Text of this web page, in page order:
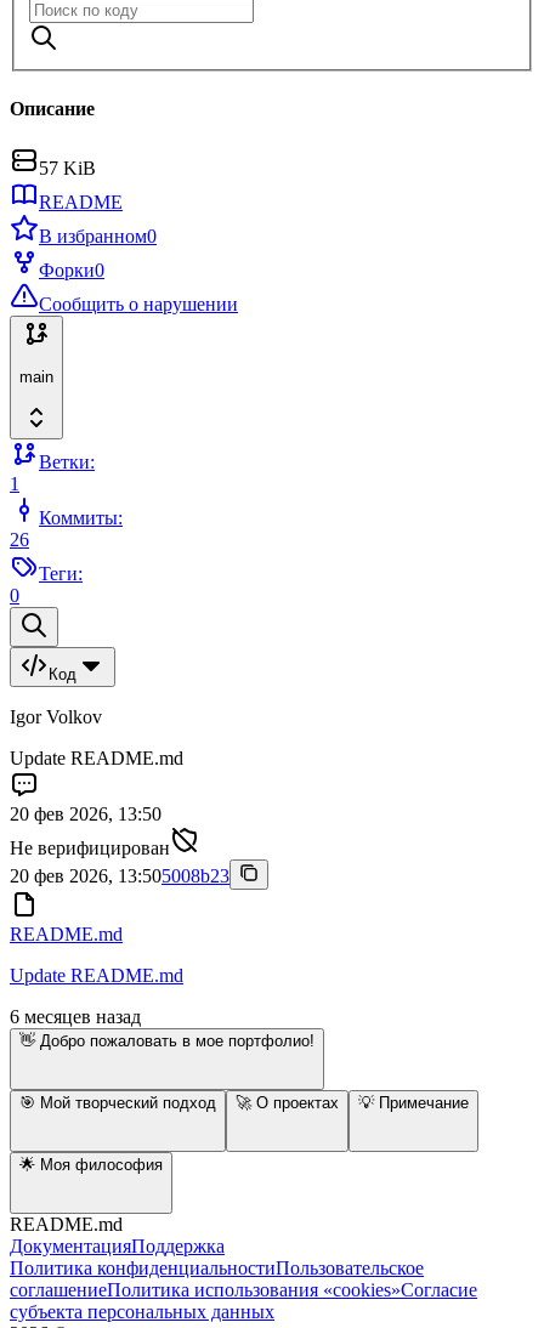
Описание
57 KiB
README
В избранном0
Форки0
Сообщить о нарушении
main
Ветки:
1
Коммиты:
26
Теги:
0
Код
Igor Volkov
Update README.md
20 фев 2026, 13:50
Не верифицирован
20 фев 2026, 13:505008b23
README.md
Update README.md
6 месяцев назад
👋 Добро пожаловать в мое портфолио!
🎯 Мой творческий подход 🚀 О проектах 💡 Примечание
🌟 Моя философия
README.md
ДокументацияПоддержка
Политика конфиденциальностиПользовательское
соглашениеПолитика использования «cookies»Согласие
субъекта персональных данных